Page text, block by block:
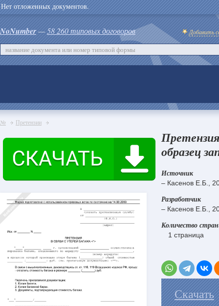
Нет отложенных документов.
NoNumber—58 260 типовых договоров Добавить
№ Претензии
образец
Источник
– Касенов Е.Б.,
Разработчик
– Касенов Е.Б.,
Количество
1 страница
Скачать